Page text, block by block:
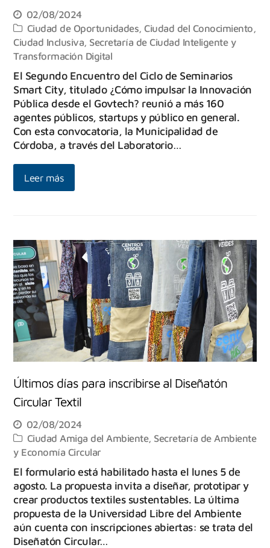
02/08/2024
Ciudad de Oportunidades,Ciudad del Conocimiento,
Ciudad Inclusiva, Secretaría de Ciudad Inteligente y
Transformación Digital
El Segundo Encuentro del Ciclo de Seminarios
Smart City, titulado ¿Cómo impulsar la Innovación
Pública desde el Govtech? reunió a más 160
agentes públicos, startups y público en general.
Con esta convocatoria, la Municipalidad de
Córdoba, a través del Laboratorio…
Leer más
Últimos días para inscribirse al Diseñatón
Circular Textil
02/08/2024
Ciudad Amiga del Ambiente, Secretaría de Ambiente
y Economía Circular
El formulario está habilitado hasta el lunes 5 de
agosto. La propuesta invita a diseñar, prototipar y
crear productos textiles sustentables. La última
propuesta de la Universidad Libre del Ambiente
aún cuenta con inscripciones abiertas: se trata del
Diseñatón Circular…